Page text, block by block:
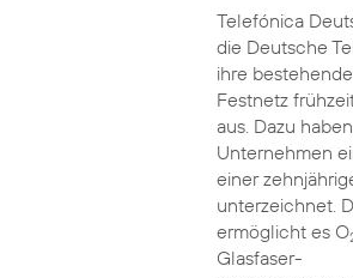
Telefónica
die Deutsche
ihre
Festnetz
aus. Dazu
Unternehmen
einer
unterzeichnet.
ermöglicht es O
Glasfaser-